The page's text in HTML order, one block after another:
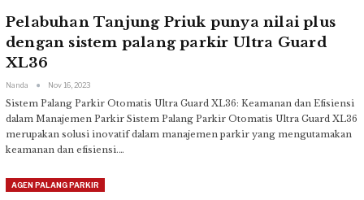
Pelabuhan Tanjung Priuk punya nilai plus
dengan sistem palang parkir Ultra Guard
XL36
Nanda Nov 16, 2023
Sistem Palang Parkir Otomatis Ultra Guard XL36: Keamanan dan Efisiensi
dalam Manajemen Parkir Sistem Palang Parkir Otomatis Ultra Guard XL36
merupakan solusi inovatif dalam manajemen parkir yang mengutamakan
keamanan dan efisiensi.…
AGEN PALANG PARKIR